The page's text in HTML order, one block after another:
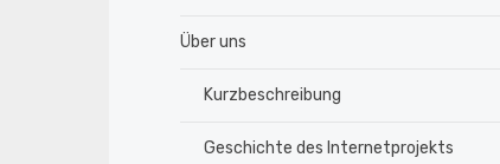
Über uns
Kurzbeschreibung
Geschichte des Internetprojekts